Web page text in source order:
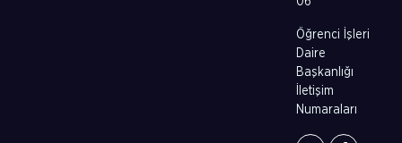
Öğrenci İşleri
Daire
Başkanlığı
İletişim
Numaraları